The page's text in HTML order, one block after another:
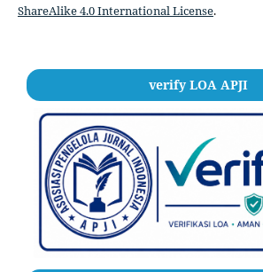
ShareAlike 4.0 International License.
verify LOA APJI